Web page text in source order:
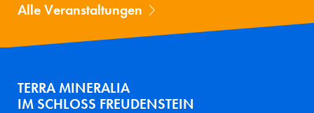
Alle Veranstaltungen
TERRA MINERALIA
IM SCHLOSS FREUDENSTEIN